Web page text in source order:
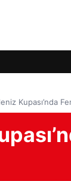
Kupası’nda